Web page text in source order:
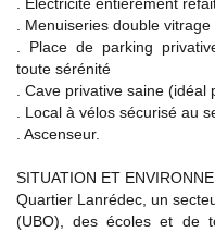
. Menuiseries double
. Place de parking
toute sérénité
. Cave privative saine (idéal
. Local à vélos sécurisé au
. Ascenseur.
SITUATION ET
Quartier Lanrédec, un
(UBO), des écoles et de